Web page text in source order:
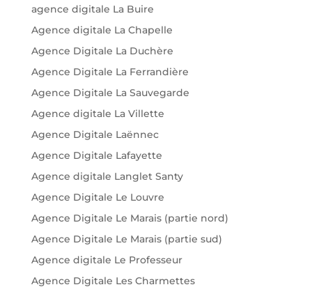
agence digitale La Buire
Agence digitale La Chapelle
Agence Digitale La Duchère
Agence Digitale La Ferrandière
Agence Digitale La Sauvegarde
Agence digitale La Villette
Agence Digitale Laënnec
Agence Digitale Lafayette
Agence digitale Langlet Santy
Agence Digitale Le Louvre
Agence Digitale Le Marais (partie nord)
Agence Digitale Le Marais (partie sud)
Agence digitale Le Professeur
Agence Digitale Les Charmettes